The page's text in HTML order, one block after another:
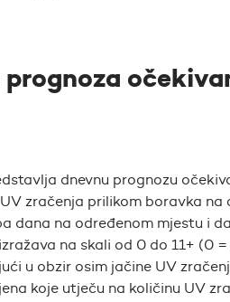
prognoza
dnevnu prognozu
zračenja prilikom boravka na
dana na određenom mjestu i
na skali od 0 do 11+ (0
u obzir osim jačine UV
koje utječu na količinu UV